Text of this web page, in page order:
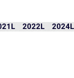
2022L 2024L